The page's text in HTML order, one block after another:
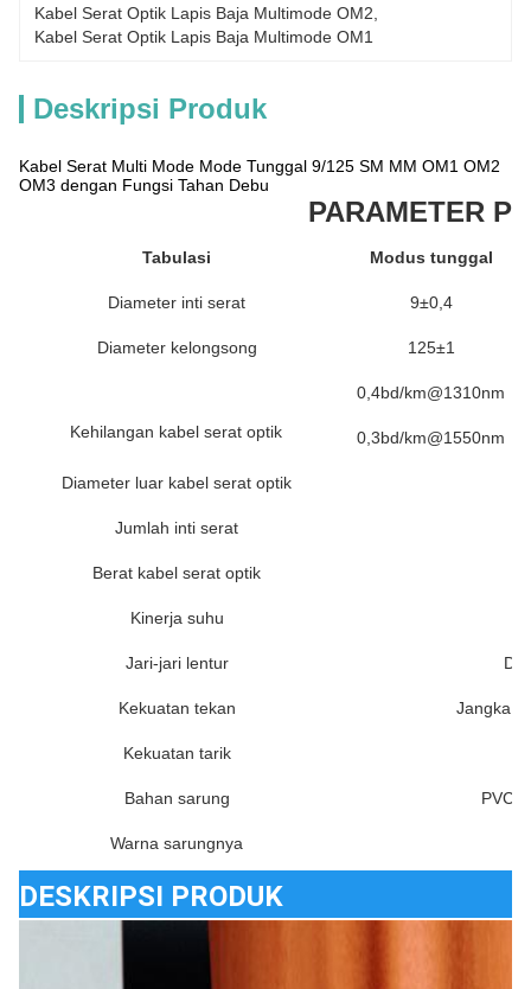
Kabel Serat Optik Lapis Baja Multimode OM2
Kabel Serat Optik Lapis Baja Multimode OM1
Deskripsi Produk
Kabel Serat Multi Mode Mode Tunggal 9/125 SM MM OM1 OM2
OM3 dengan Fungsi Tahan Debu
PARAMETER
Tabulasi Modus tunggal
Diameter inti serat 9±0,4
Diameter kelongsong 125±1
Kehilangan kabel serat optik
0,4bd/km@1310nm
0,3bd/km@1550nm
Diameter luar kabel serat optik
Jumlah inti serat
Berat kabel serat optik
Kinerja suhu
Jari-jari lentur
Kekuatan tekan Jangka
Kekuatan tarik
Bahan sarung PVC,
Warna sarungnya
DESKRIPSI PRODUK